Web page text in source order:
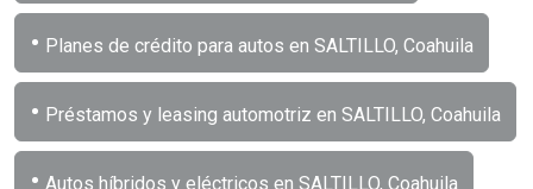
• Planes de crédito para autos en SALTILLO, Coahuila
• Préstamos y leasing automotriz en SALTILLO, Coahuila
• Autos híbridos y eléctricos en SALTILLO, Coahuila